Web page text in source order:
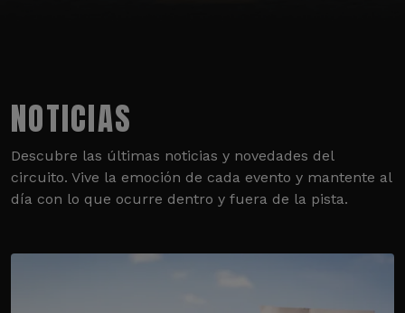
NOTICIAS
Descubre las últimas noticias y novedades del
circuito. Vive la emoción de cada evento y mantente al
día con lo que ocurre dentro y fuera de la pista.